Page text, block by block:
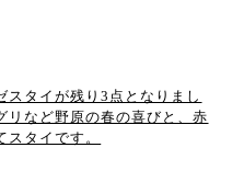
スタイが残り3点となりまし
リなど野原の春の喜びと、赤
タイです。